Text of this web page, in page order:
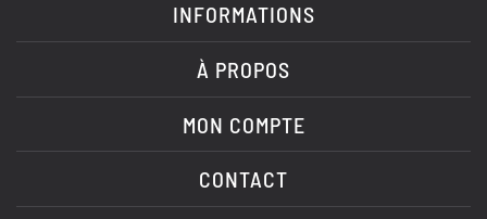
INFORMATIONS
À PROPOS
MON COMPTE
CONTACT